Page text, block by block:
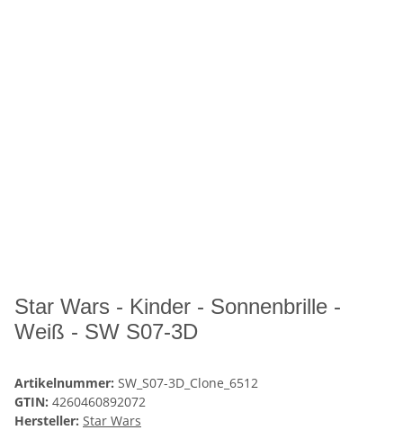
Star Wars - Kinder - Sonnenbrille -
Weiß - SW S07-3D
Artikelnummer: SW_S07-3D_Clone_6512
GTIN: 4260460892072
Hersteller: Star Wars